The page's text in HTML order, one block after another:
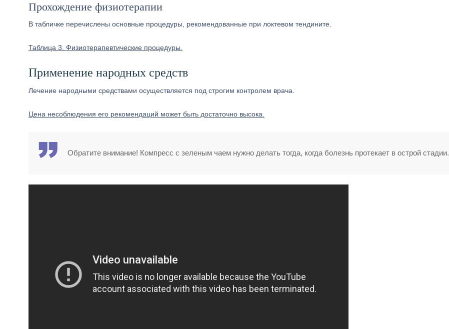
Прохождение физиотерапии
В табличке перечислены основные процедуры, рекомендованные при локтевом тендините.
Таблица 3. Физиотерапевтические процедуры.
Применение народных средств
Лечение народными средствами осуществляется под строгим контролем врача.
Цена несоблюдения его рекомендаций может быть достаточно высока.
Обратите внимание! Компресс с зеленым чаем нужно делать тогда, когда болезнь протекает в острой стадии.